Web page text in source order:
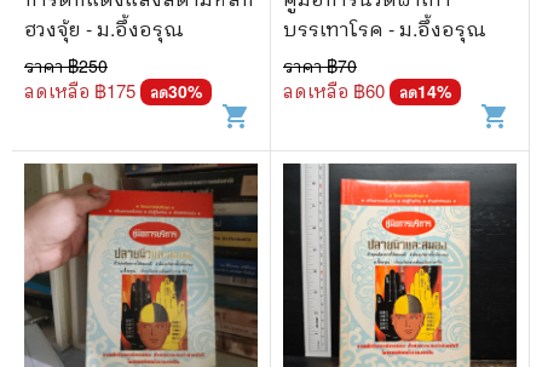
ฮวงจุ้ย - ม.อึ้งอรุณ
ราคา ฿250
ลดเหลือ ฿175 ลด30%
shopping_cart
บรรเทาโรค - ม.อึ้งอรุณ
ราคา ฿70
ลดเหลือ ฿60 ลด14%
shopping_cart